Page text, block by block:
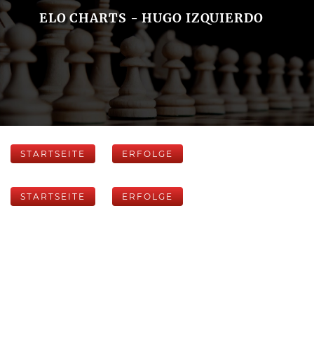
ELO CHARTS - HUGO IZQUIERDO
STARTSEITE ERFOLGE
STARTSEITE ERFOLGE